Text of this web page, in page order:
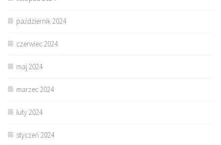
październik 2024
czerwiec 2024
maj 2024
marzec 2024
luty 2024
styczeń 2024